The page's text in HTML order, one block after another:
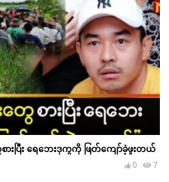
ပြီး ရေဘေးဒုက္ခကို ဖြတ်ကျော်ခဲ့ဖူးတယ်
7
0